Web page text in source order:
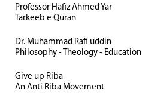
Professor Hafiz Ahmed Yar
Tarkeeb e Quran
Dr. Muhammad Rafi uddin
Philosophy - Theology - Education
Give up Riba
An Anti Riba Movement